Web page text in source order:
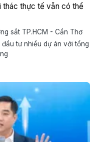
thác thực tế vẫn có thể
sắt TP.HCM - Cần Thơ
tư nhiều dự án với tổng